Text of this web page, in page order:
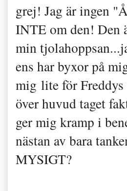
grej! Jag är ingen
INTE om den! Den
min
ens har byxor på
mig lite för
över huvud taget
ger mig kramp i
nästan av bara
MYSIGT?